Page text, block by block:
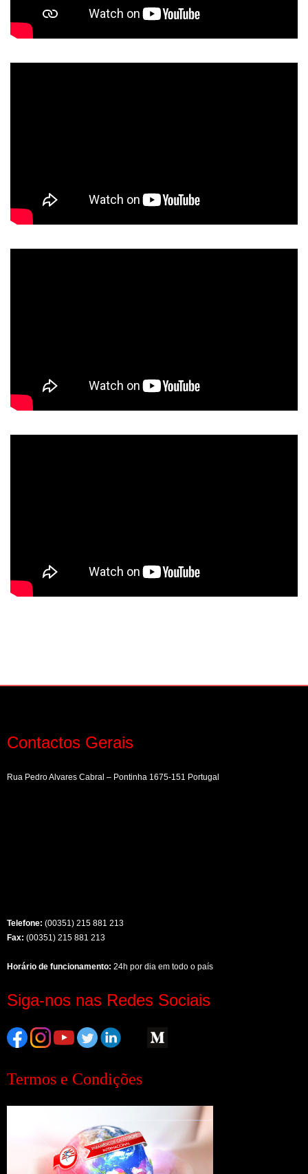
Contactos Gerais
Rua Pedro Alvares Cabral – Pontinha 1675-151 Portugal
Telefone: (00351) 215 881 213
Fax: (00351) 215 881 213
Horário de funcionamento: 24h por dia em todo o país
Siga-nos nas Redes Sociais
Termos e Condições